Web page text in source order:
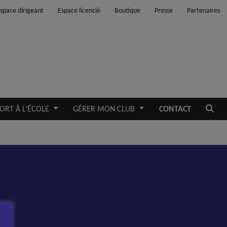
dirigeant Espace licencié Boutique Presse Partenaires
À L’ÉCOLE GÉRER MON CLUB CONTACT